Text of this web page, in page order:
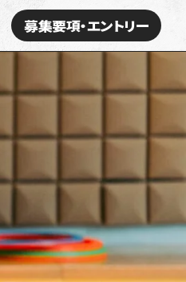
募集要項・エントリー